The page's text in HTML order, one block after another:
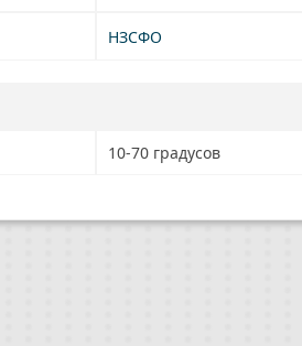
НЗСФО
10-70 градусов